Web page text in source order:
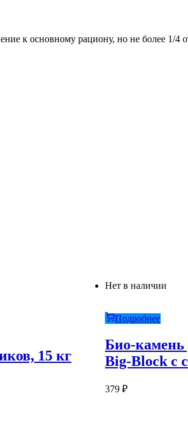
к основному рациону, но не более 1/4
15 кг
Нет в наличии
Подробнее
Био-камень
Big-Block с
379 ₽